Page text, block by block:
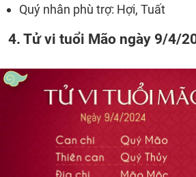
Quý nhân phù trợ: Hợi, Tuất
4. Tử vi tuổi Mão ngày 9/4/